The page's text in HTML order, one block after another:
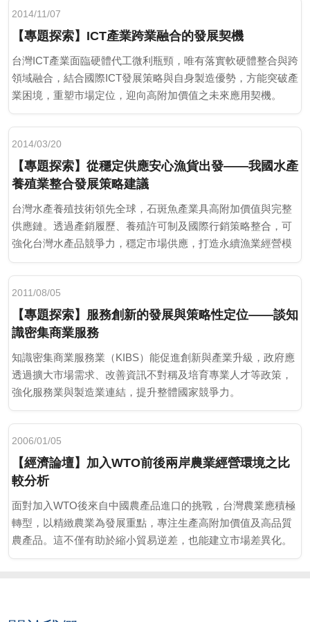
2014/11/07
【專題探索】ICT產業跨業融合的發展契機
台灣ICT產業面臨硬體代工微利瓶頸，唯有落實軟硬體整合與跨
領域融合，結合國際ICT發展策略與自身製造優勢，方能突破產
業困境，重塑市場定位，迎向高附加價值之未來應用契機。
2014/03/20
【專題探索】從穩定供應安心漁貨出發——我國水產
養殖業整合發展策略建議
台灣水產養殖技術領先全球，石斑魚產業具高附加價值與完整
供應鏈。透過產銷履歷、養殖許可制及國際行銷策略整合，可
強化台灣水產品競爭力，穩定市場供應，打造永續漁業經營模
式。
2011/08/05
【專題探索】服務創新的發展與策略性定位——談知
識密集商業服務
知識密集商業服務業（KIBS）能促進創新與產業升級，政府應
透過擴大市場需求、改善資訊不對稱及培育專業人才等政策，
強化服務業與製造業連結，提升整體國家競爭力。
2006/01/05
【經濟論壇】加入WTO前後兩岸農業經營環境之比
較分析
面對加入WTO後來自中國農產品進口的挑戰，台灣農業應積極
轉型，以精緻農業為發展重點，專注生產高附加價值及高品質
農產品。這不僅有助於縮小貿易逆差，也能建立市場差異化。